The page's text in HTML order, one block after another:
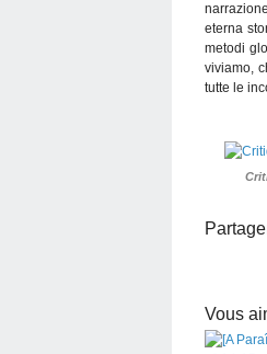
eterna
metodi
viviamo,
tutte le
Vous